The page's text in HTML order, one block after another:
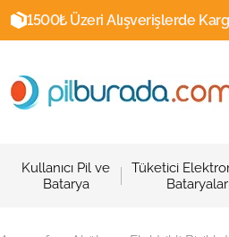
1500₺ Üzeri Alışverişlerde
Kullanıcı Pil ve
Batarya
Tüketici